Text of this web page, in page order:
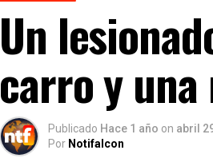
Un
carro y
Publicado Hace 1 año on abril
Por Notifalcon